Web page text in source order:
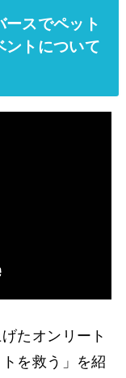
ースでペット
ントについて
たオンリート
を救う」を紹